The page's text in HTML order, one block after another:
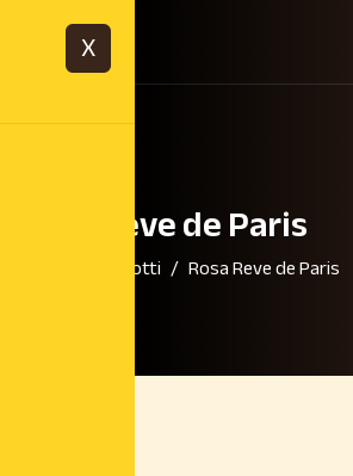
X
Rosa Reve de Paris
Prodotti Rosa Reve de Paris